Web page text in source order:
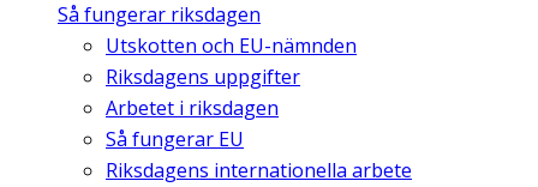
Så fungerar riksdagen
Utskotten och EU-nämnden
Riksdagens uppgifter
Arbetet i riksdagen
Så fungerar EU
Riksdagens internationella arbete